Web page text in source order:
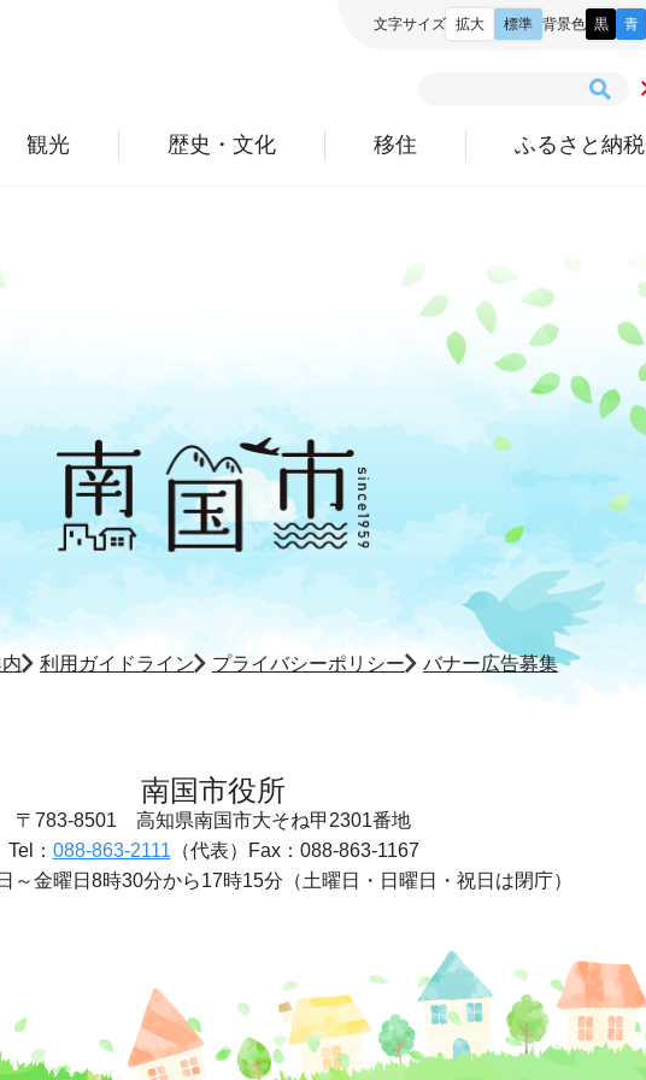
観光 歴史・文化 移住 ふるさと納税
文字サイズ 拡大 標準 背景色 黒 青
利用ガイドライン プライバシーポリシー バナー広告募集
南国市役所
〒783-8501 高知県南国市大そね甲2301番地
Tel： 088-863-2111 （代表）
Fax：088-863-1167
～金曜日8時30分から17時15分 （土曜日・日曜日・祝日は閉庁）